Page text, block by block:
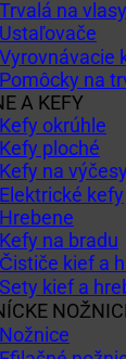
Trvalá na vlasy
Ustaľovače
Vyrovnávacie
Pomôcky na
A KEFY
Kefy okrúhle
Kefy ploché
Kefy na výčesy
Elektrické kefy
Hrebene
Kefy na bradu
Čističe kief a
Sety kief a
Nožnice